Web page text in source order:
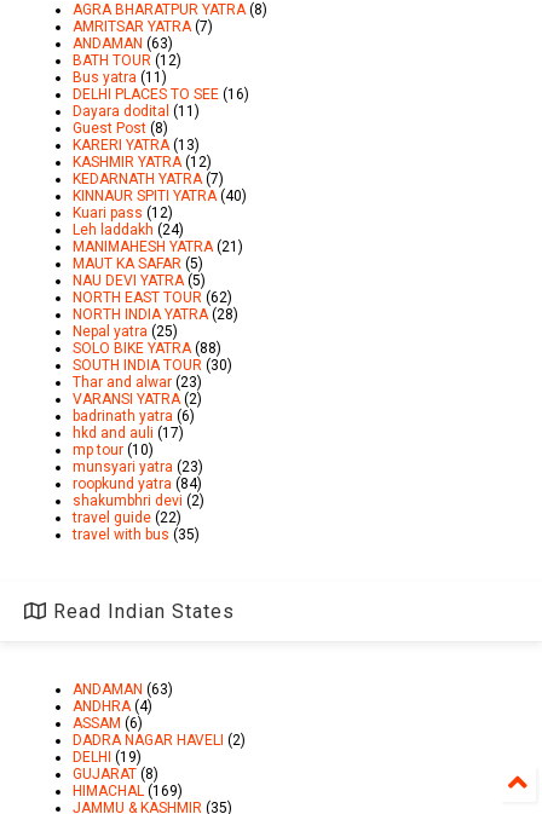
AGRA BHARATPUR YATRA (8)
AMRITSAR YATRA (7)
ANDAMAN (63)
BATH TOUR (12)
Bus yatra (11)
DELHI PLACES TO SEE (16)
Dayara dodital (11)
Guest Post (8)
KARERI YATRA (13)
KASHMIR YATRA (12)
KEDARNATH YATRA (7)
KINNAUR SPITI YATRA (40)
Kuari pass (12)
Leh laddakh (24)
MANIMAHESH YATRA (21)
MAUT KA SAFAR (5)
NAU DEVI YATRA (5)
NORTH EAST TOUR (62)
NORTH INDIA YATRA (28)
Nepal yatra (25)
SOLO BIKE YATRA (88)
SOUTH INDIA TOUR (30)
Thar and alwar (23)
VARANSI YATRA (2)
badrinath yatra (6)
hkd and auli (17)
mp tour (10)
munsyari yatra (23)
roopkund yatra (84)
shakumbhri devi (2)
travel guide (22)
travel with bus (35)
Read Indian States
ANDAMAN (63)
ANDHRA (4)
ASSAM (6)
DADRA NAGAR HAVELI (2)
DELHI (19)
GUJARAT (8)
HIMACHAL (169)
JAMMU & KASHMIR (35)